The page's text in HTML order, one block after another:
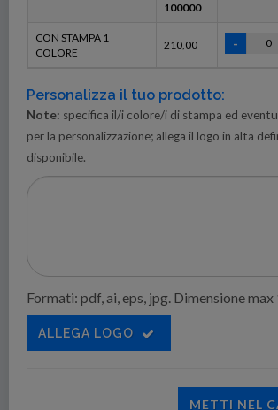
100000
CON STAMPA 1
COLORE
210,00
Personalizza il tuo prodotto:
Note: specifica il/i colore/i di stampa ed
per la personalizzazione; allega il logo in alta
disponibile.
Formati: pdf, ai, eps, jpg. Dimensione
ALLEGA LOGO
METTI NEL